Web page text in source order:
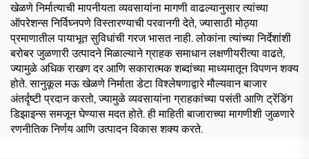
खेळणे निर्मात्याची मापनीयता व्यवसायांना मागणी वाढल्यानुसार त्यांच्या
ऑपरेशन्स निर्विघ्नपणे विस्तारण्याची परवानगी देते, ज्यासाठी मोठ्या
प्रमाणातील पायाभूत सुविधांची गरज भासत नाही. लोकांना त्यांच्या निर्देशांशी
बरोबर जुळणारी उत्पादने मिळाल्याने ग्राहक समाधान लक्षणीयरीत्या वाढते,
ज्यामुळे अधिक राखण दर आणि सकारात्मक शब्दांच्या माध्यमातून विपणन शक्य
होते. सानुकूल मऊ खेळणे निर्माता डेटा विश्लेषणाद्वारे मौल्यवान बाजार
अंतर्दृष्टी प्रदान करतो, ज्यामुळे व्यवसायांना ग्राहकांच्या पसंती आणि ट्रेंडिंग
डिझाइन्स समजून घेण्यास मदत होते. ही माहिती बाजाराच्या मागणीशी जुळणारे
रणनीतिक निर्णय आणि उत्पादन विकास शक्य करते.